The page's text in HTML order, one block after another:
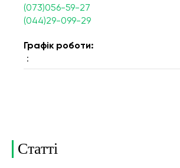
(073)056-59-27
(044)29-099-29
Графік роботи:
:
Статті